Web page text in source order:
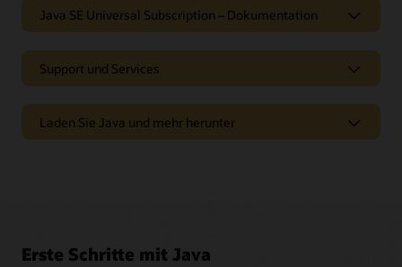
Java SE Universal Subscription – Dokumentation
Support und Services
Laden Sie Java und mehr herunter
Erste Schritte mit Java